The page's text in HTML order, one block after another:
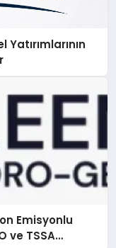
Emisyonlu
ve TSSA